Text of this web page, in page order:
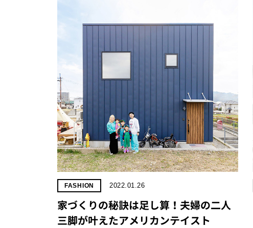
FASHION 2022.01.26
家づくりの秘訣は足し算！夫婦の二人
三脚が叶えたアメリカンテイスト